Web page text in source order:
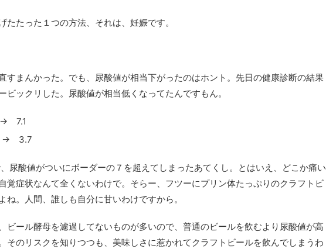
たたった１つの方法、それは、妊娠です。
すまんかった。でも、尿酸値が相当下がったのはホント。先日の健康診断の結果
ビックリした。尿酸値が相当低くなってたんですもん。
→ 7.1
3.7
尿酸値がついにボーダーの７を超えてしまったあてくし。とはいえ、どこか痛い
覚症状なんて全くないわけで。そらー、フツーにプリン体たっぷりのクラフトビ
ね。人間、誰しも自分に甘いわけですから。
ビール酵母を濾過してないものが多いので、普通のビールを飲むより尿酸値が高
そのリスクを知りつつも、美味しさに惹かれてクラフトビールを飲んでしまうわ